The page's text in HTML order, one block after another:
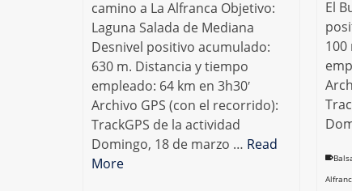
El
camino a La Alfranca Objetivo:
Laguna Salada de Mediana
Desnivel positivo acumulado:
630 m. Distancia y tiempo
empleado: 64 km en 3h30′
Archivo GPS (con el recorrido):
TrackGPS de la actividad
Domingo, 18 de marzo … Read
More